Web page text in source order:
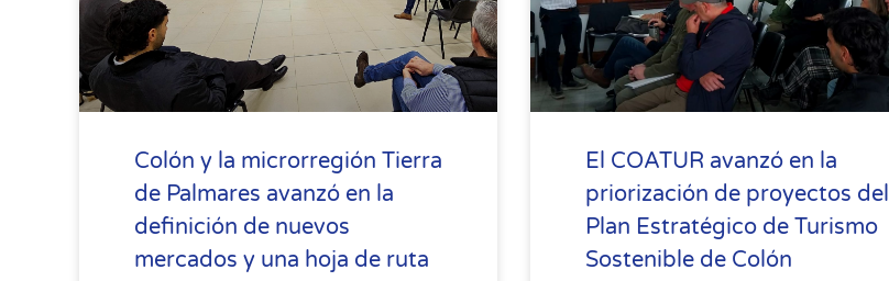
Colón y la microrregión Tierra
de Palmares avanzó en la
definición de nuevos
mercados y una hoja de ruta
El COATUR avanzó en la
priorización de proyectos del
Plan Estratégico de Turismo
Sostenible de Colón